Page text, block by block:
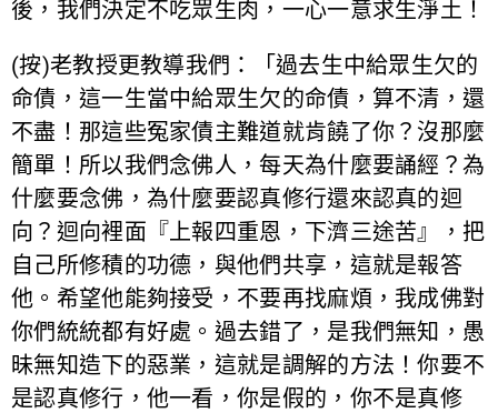
後，我們決定不吃眾生肉，一心一意求生淨土！
(按)老教授更教導我們：「過去生中給眾生欠的
命債，這一生當中給眾生欠的命債，算不清，還
不盡！那這些冤家債主難道就肯饒了你？沒那麼
簡單！所以我們念佛人，每天為什麼要誦經？為
什麼要念佛，為什麼要認真修行還來認真的迴
向？迴向裡面『上報四重恩，下濟三途苦』，把
自己所修積的功德，與他們共享，這就是報答
他。希望他能夠接受，不要再找麻煩，我成佛對
你們統統都有好處。過去錯了，是我們無知，愚
昧無知造下的惡業，這就是調解的方法！你要不
是認真修行，他一看，你是假的，你不是真修